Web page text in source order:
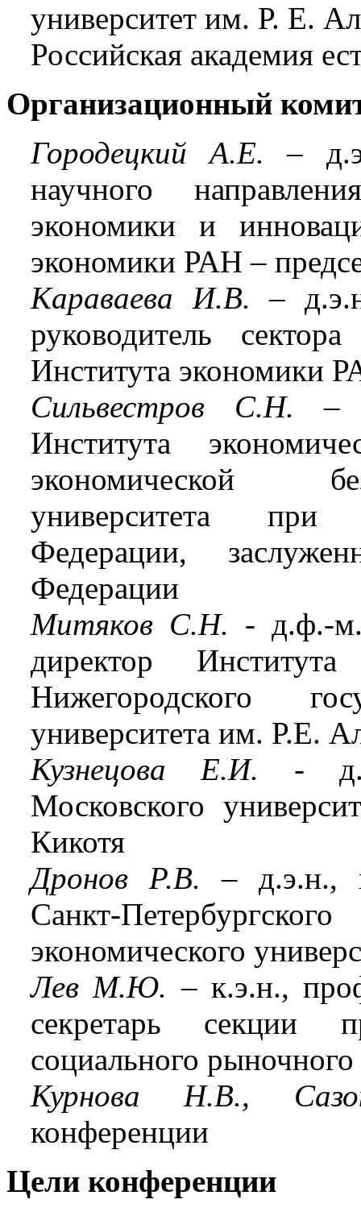
университет им. Р. Е.
Российская академия
Организационный
Городецкий А.Е.–
научного
экономики и
экономики РАН –
Караваева И.В. –
руководитель
Института экономики
Сильвестров С.Н. –
Института
экономической
университета при
Федерации,
Федерации
Митяков С.Н. - д.ф.-
директор
Нижегородского
университета им. Р.Е.
Кузнецова Е.И. -
Московского
Кикотя
Дронов Р.В. – д.э.н.,
Санкт-
экономического
Лев М.Ю.– к.э.н.,
секретарь секции
социального
Курнова Н.В.,
конференции
Цели конференции